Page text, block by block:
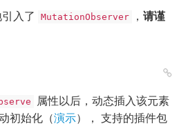
入了
MutationObserver ， 请谨
属性以后，动态插入该元素
初始化（演示）， 支持的插件包